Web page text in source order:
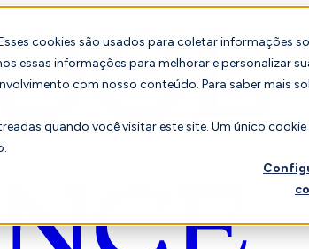
cookies são usados para coletar informações
essas informações para melhorar e personalizar
com nosso conteúdo. Para saber mais
quando você visitar este site. Um único